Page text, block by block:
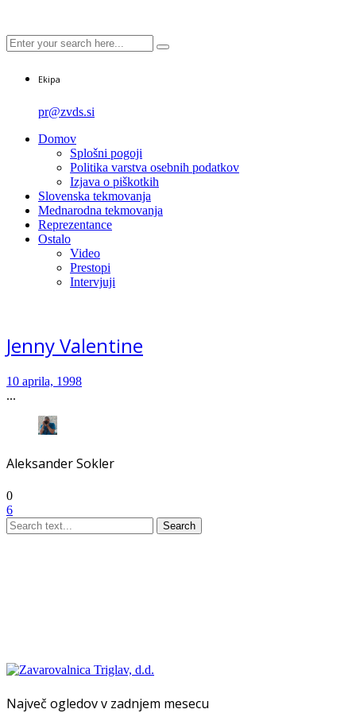
Ekipa
pr@zvds.si
Domov
Splošni pogoji
Politika varstva osebnih podatkov
Izjava o piškotkih
Slovenska tekmovanja
Mednarodna tekmovanja
Reprezentance
Ostalo
Video
Prestopi
Intervjuji
Jenny Valentine
10 aprila, 1998
...
Aleksander Sokler
0
6
Search
Največ ogledov v zadnjem mesecu